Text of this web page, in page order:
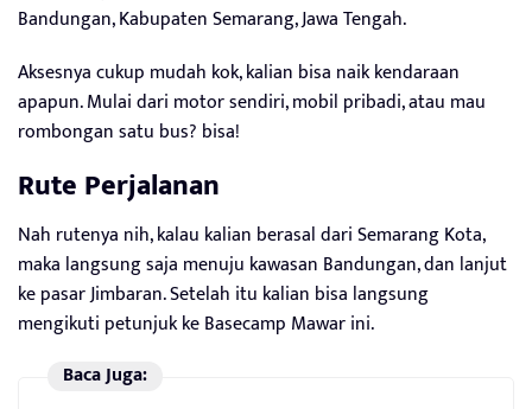
Bandungan, Kabupaten Semarang, Jawa Tengah.
Aksesnya cukup mudah kok, kalian bisa naik kendaraan
apapun. Mulai dari motor sendiri, mobil pribadi, atau mau
rombongan satu bus? bisa!
Rute Perjalanan
Nah rutenya nih, kalau kalian berasal dari Semarang Kota,
maka langsung saja menuju kawasan Bandungan, dan lanjut
ke pasar Jimbaran. Setelah itu kalian bisa langsung
mengikuti petunjuk ke Basecamp Mawar ini.
Baca Juga: